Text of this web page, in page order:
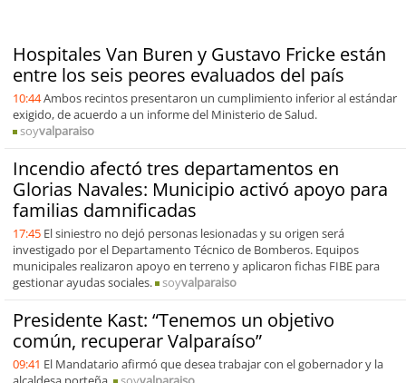
Hospitales Van Buren y Gustavo Fricke están
entre los seis peores evaluados del país
10:44Ambos recintos presentaron un cumplimiento inferior al estándar
exigido, de acuerdo a un informe del Ministerio de Salud.
soyvalparaiso
Incendio afectó tres departamentos en
Glorias Navales: Municipio activó apoyo para
familias damnificadas
17:45 El siniestro no dejó personas lesionadas y su origen será
investigado por el Departamento Técnico de Bomberos. Equipos
municipales realizaron apoyo en terreno y aplicaron fichas FIBE para
gestionar ayudas sociales.
soyvalparaiso
Presidente Kast: “Tenemos un objetivo
común, recuperar Valparaíso”
09:41 El Mandatario afirmó que desea trabajar con el gobernador y la